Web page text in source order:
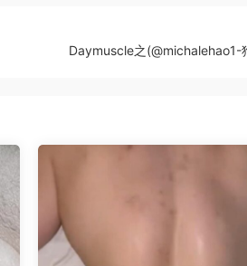
Daymuscle之(@michalehao1-